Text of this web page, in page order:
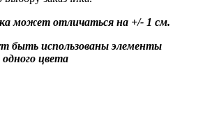
может отличаться на +/- 1 см.
быть использованы элементы
цвета